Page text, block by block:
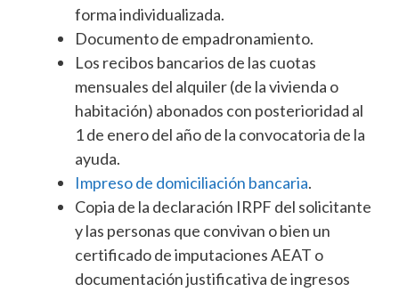
forma individualizada.
Documento de empadronamiento.
Los recibos bancarios de las cuotas
mensuales del alquiler (de la vivienda o
habitación) abonados con posterioridad al
1 de enero del año de la convocatoria de la
ayuda.
Impreso de domiciliación bancaria.
Copia de la declaración IRPF del solicitante
y las personas que convivan o bien un
certificado de imputaciones AEAT o
documentación justificativa de ingresos